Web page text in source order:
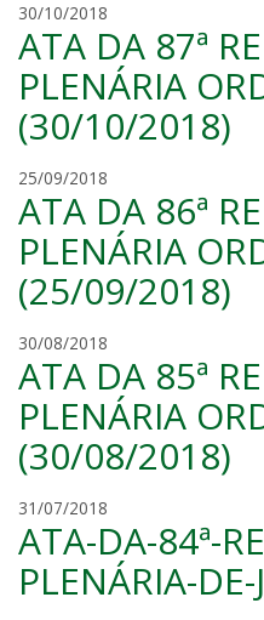
o
r
r
e
a
30/10/2018
l
a
i
d
e
o
r
r
e
a
ATA DA 87ª
PLENÁRIA
(30/10/2018)
25/09/2018
l
a
i
d
e
o
r
r
e
a
ATA DA 86ª
PLENÁRIA
(25/09/2018)
30/08/2018
u
d
y
a
n
ATA DA 85ª
PLENÁRIA
(30/08/2018)
31/07/2018
a
u
r
ATA-DA-84ª-
PLENÁRIA-